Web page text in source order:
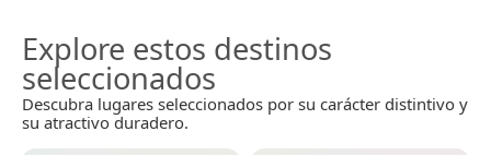
Explore estos destinos
seleccionados
Descubra lugares seleccionados por su carácter distintivo y
su atractivo duradero.